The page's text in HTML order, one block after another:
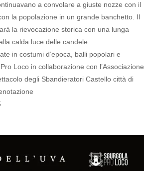
a convolare a giuste nozze con il
la popolazione in un grande banchetto. Il
la rievocazione storica con una lunga
calda luce delle candele.
in costumi d’epoca, balli popolari e
Loco in collaborazione con l’Associazione
degli Sbandieratori Castello città di